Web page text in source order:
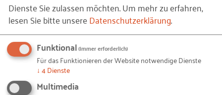
Paradoxiekompetenz
Nichts ist ohne sein Gegenteil wahr.
Martin Walser
Dienste Sie zulassen möchten.Um mehr zu erfahren,
lesen Sie bitte unsereDatenschutzerklärung.
Funktional(immer erforderlich)
Für das Funktionieren der Website notwendige Dienste
↓ 4Dienste
Multimedia